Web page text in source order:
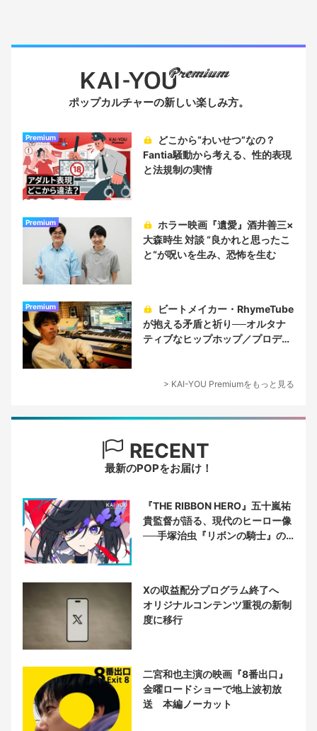
ポップカルチャーの新しい楽しみ方。
Premium
Fantia騒動から考える、性的表現
と法規制の実情
Premium
大森時生 対談 “良かれと思ったこ
と“が呪いを生み、恐怖を生む
Premium
が抱える矛盾と祈り──オルタナ
ティブなヒップホップ／プロデュ
> KAI-YOU Premiumをもっと見る
RECENT
最新のPOPをお届け！
『THE RIBBON HERO』五十嵐祐
貴監督が語る、現代のヒーロー像
──手塚治虫『リボンの騎士』の
Xの収益配分プログラム終了へ
オリジナルコンテンツ重視の新制
度に移行
二宮和也主演の映画『8番出口』
金曜ロードショーで地上波初放
送 本編ノーカット